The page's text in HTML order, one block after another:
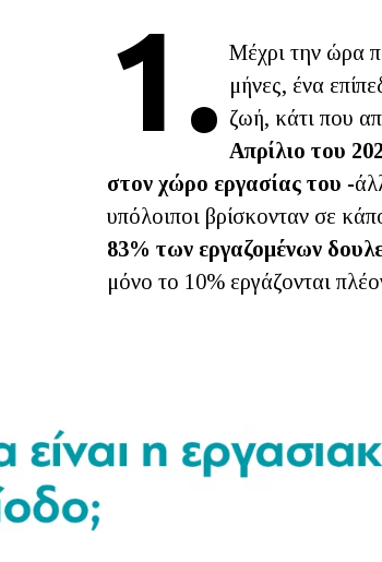
1. Μέχρι την ώρα
μήνες, ένα
ζωή, κάτι που
Απρίλιο του
στον χώρο εργασίας του -
υπόλοιποι βρίσκονταν σε
83% των εργαζομένων
μόνο το 10% εργάζονται